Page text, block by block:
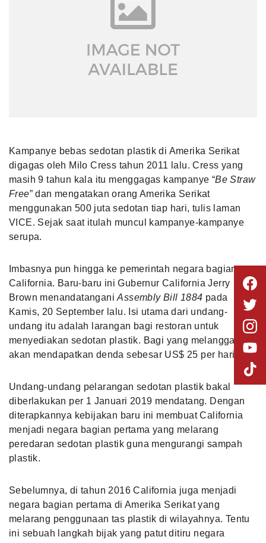
Kampanye bebas sedotan plastik di Amerika Serikat
digagas oleh Milo Cress tahun 2011 lalu. Cress yang
masih 9 tahun kala itu menggagas kampanye “Be Straw
Free” dan mengatakan orang Amerika Serikat
menggunakan 500 juta sedotan tiap hari, tulis laman
VICE. Sejak saat itulah muncul kampanye-kampanye
serupa.
Imbasnya pun hingga ke pemerintah negara bagian
California. Baru-baru ini Gubernur California Jerry
Brown menandatanganiAssembly Bill 1884 pada
Kamis, 20 September lalu. Isi utama dari undang-
undang itu adalah larangan bagi restoran untuk
menyediakan sedotan plastik. Bagi yang melanggarnya
akan mendapatkan denda sebesar US$ 25 per harinya.
Undang-undang pelarangan sedotan plastik bakal
diberlakukan per 1 Januari 2019 mendatang. Dengan
diterapkannya kebijakan baru ini membuat California
menjadi negara bagian pertama yang melarang
peredaran sedotan plastik guna mengurangi sampah
plastik.
Sebelumnya, di tahun 2016California juga menjadi
negara bagian pertama di Amerika Serikat yang
melarang penggunaan tas plastik di wilayahnya. Tentu
ini sebuah langkah bijak yang patut ditiru negara